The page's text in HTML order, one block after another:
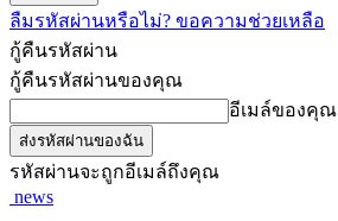
ลืมรหัสผ่านหรือไม่? ขอความช่วยเหลือ
กู้คืนรหัสผ่าน
กู้คืนรหัสผ่านของคุณ
อีเมล์ของคุณ
รหัสผ่านจะถูกอีเมล์ถึงคุณ
news